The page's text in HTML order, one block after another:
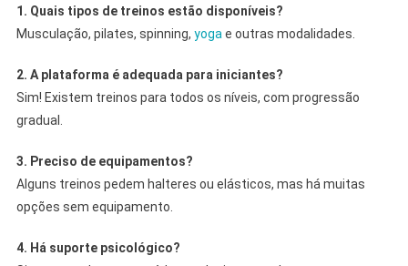
1. Quais tipos de treinos estão disponíveis?
Musculação, pilates, spinning, yoga e outras modalidades.
2. A plataforma é adequada para iniciantes?
Sim! Existem treinos para todos os níveis, com progressão
gradual.
3. Preciso de equipamentos?
Alguns treinos pedem halteres ou elásticos, mas há muitas
opções sem equipamento.
4. Há suporte psicológico?